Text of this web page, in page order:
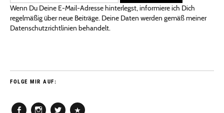
Wenn Du Deine E-Mail-Adresse hinterlegst, informiere ich Dich
regelmäßig über neue Beiträge. Deine Daten werden gemäß meiner
Datenschutzrichtlinien behandelt.
FOLGE MIR AUF: